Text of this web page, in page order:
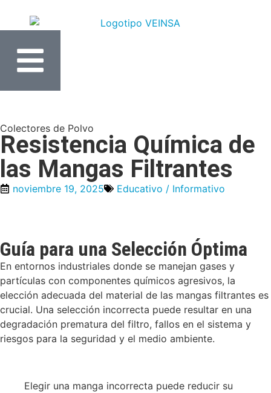
Colectores de Polvo
Resistencia Química de
las Mangas Filtrantes
noviembre 19, 2025 Educativo / Informativo
Guía para una Selección Óptima
En entornos industriales donde se manejan gases y
partículas con componentes químicos agresivos, la
elección adecuada del material de las mangas filtrantes es
crucial. Una selección incorrecta puede resultar en una
degradación prematura del filtro, fallos en el sistema y
riesgos para la seguridad y el medio ambiente.
Elegir una manga incorrecta puede reducir su